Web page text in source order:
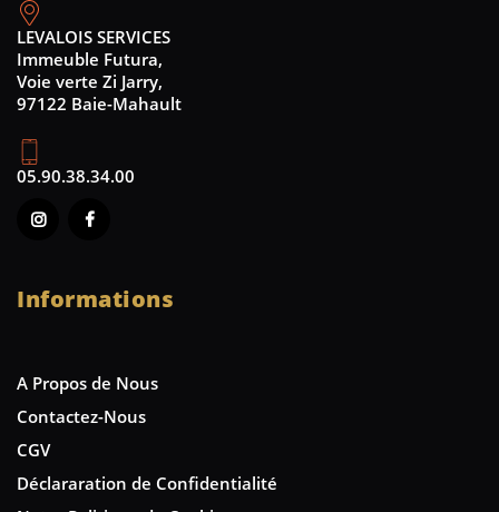
LEVALOIS SERVICES
Immeuble Futura,
Voie verte Zi Jarry,
97122 Baie-Mahault
05.90.38.34.00
Informations
A Propos de Nous
Contactez-Nous
CGV
Déclararation de Confidentialité